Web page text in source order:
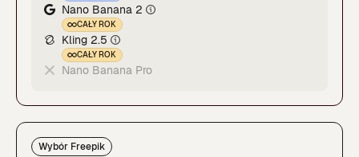
Nano Banana 2
CAŁY ROK
Kling 2.5
CAŁY ROK
Nano Banana Pro
Wybór Freepik